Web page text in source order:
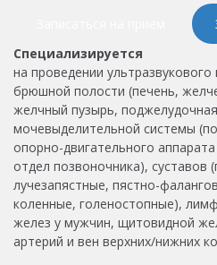
Специализируется
на проведении
брюшной полости (печень,
желчный пузырь,
мочевыделительной системы
опорно-двигательного
отдел позвоночника), суставов
лучезапястные, пястно-
коленные, голеностопные),
желез у мужчин, щитовидной
артерий и вен верхних/нижних